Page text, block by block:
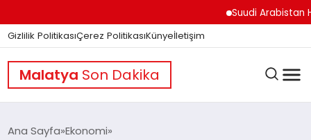
Suudi Arabistan
Gizlilik PolitikasıÇerez PolitikasıKünyeİletişim
Malatya Son Dakika
Ana Sayfa Ekonomi